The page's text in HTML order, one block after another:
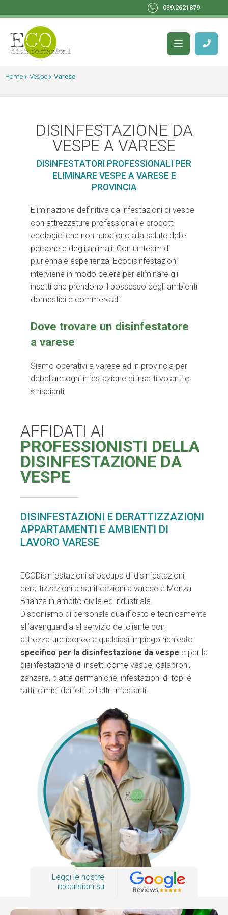
039.2621879
Home Vespe Varese
DISINFESTAZIONE DA
VESPE A VARESE
DISINFESTATORI PROFESSIONALI PER
ELIMINARE VESPE A VARESE E
PROVINCIA
Eliminazione definitiva da infestazioni di vespe
con attrezzature professionali e prodotti
ecologici che non nuociono alla salute delle
persone e degli animali. Con un team di
pluriennale esperienza, Ecodisinfestazioni
interviene in modo celere per eliminare gli
insetti che prendono il possesso degli ambienti
domestici e commerciali.
Dove trovare un disinfestatore
a varese
Siamo operativi a varese ed in provincia per
debellare ogni infestazione di insetti volanti o
striscianti
AFFIDATI AI
PROFESSIONISTI DELLA
DISINFESTAZIONE DA
VESPE
DISINFESTAZIONI E DERATTIZZAZIONI
APPARTAMENTI E AMBIENTI DI
LAVORO VARESE
ECODisinfestazioni si occupa di disinfestazioni,
derattizzazioni e sanificazioni a varese e Monza
Brianza in ambito civile ed industriale.
Disponiamo di personale qualificato e tecnicamente
all’avanguardia al servizio del cliente con
attrezzature idonee a qualsiasi impiego richiesto
specifico per la disinfestazione da vespe e per la
disinfestazione di insetti come vespe, calabroni,
zanzare, blatte germaniche, infestazioni di topi e
ratti, cimici dei letti ed altri infestanti.
Leggi le nostre
recensioni su